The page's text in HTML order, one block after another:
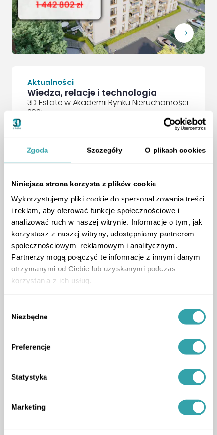
Zgoda Szczegóły O plikach cookies
Niniejsza strona korzysta z plików cookie
Wykorzystujemy pliki cookie do spersonalizowania treści
i reklam, aby oferować funkcje społecznościowe i
analizować ruch w naszej witrynie. Informacje o tym, jak
korzystasz z naszej witryny, udostępniamy partnerom
społecznościowym, reklamowym i analitycznym.
Partnerzy mogą połączyć te informacje z innymi danymi
otrzymanymi od Ciebie lub uzyskanymi podczas
korzystania z ich usług.
zgody
Niezbędne
Preferencje
Statystyka
Marketing
ArrowRightLong
Aktualności
Wiedza, relacje i technologia
3D Estate w Akademii Rynku Nieruchomości
2025
ArrowRightLong
Skuteczna sprzedaż w trudnych czasach